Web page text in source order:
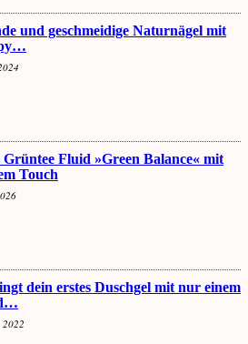
und geschmeidige Naturnägel mit
Grüntee Fluid »Green Balance« mit
Touch
dein erstes Duschgel mit nur einem
2022